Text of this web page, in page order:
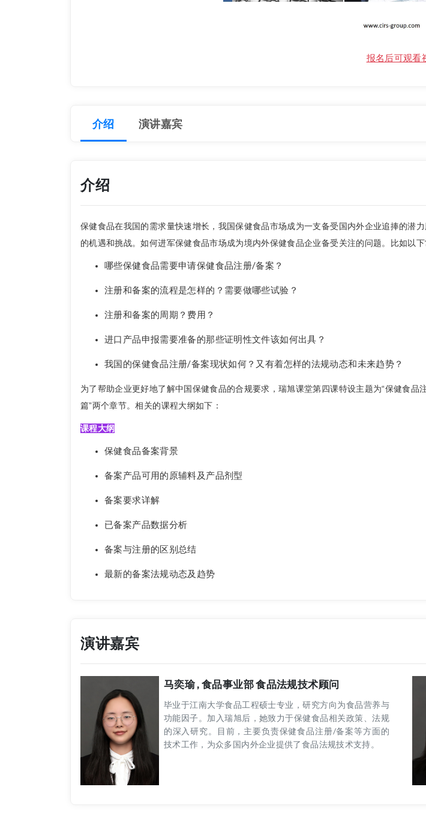
报名后可观看
介绍 演讲嘉宾
介绍
保健食品在我国的需求量快速增长，我国保健食品市场成为一支备受国内外企业追捧的潜
的机遇和挑战。如何进军保健食品市场成为境内外保健食品企业备受关注的问题。比如以下
哪些保健食品需要申请保健食品注册/备案？
注册和备案的流程是怎样的？需要做哪些试验？
注册和备案的周期？费用？
进口产品申报需要准备的那些证明性文件该如何出具？
我国的保健食品注册/备案现状如何？又有着怎样的法规动态和未来趋势？
为了帮助企业更好地了解中国保健食品的合规要求，瑞旭课堂第四课特设主题为“保健食品
篇”两个章节。相关的课程大纲如下：
课程大纲
保健食品备案背景
备案产品可用的原辅料及产品剂型
备案要求详解
已备案产品数据分析
备案与注册的区别总结
最新的备案法规动态及趋势
演讲嘉宾
马奕瑜 , 食品事业部 食品法规技术顾问
毕业于江南大学食品工程硕士专业，研究方向为食品营养与
功能因子。加入瑞旭后，她致力于保健食品相关政策、法规
的深入研究。目前，主要负责保健食品注册/备案等方面的
技术工作，为众多国内外企业提供了食品法规技术支持。